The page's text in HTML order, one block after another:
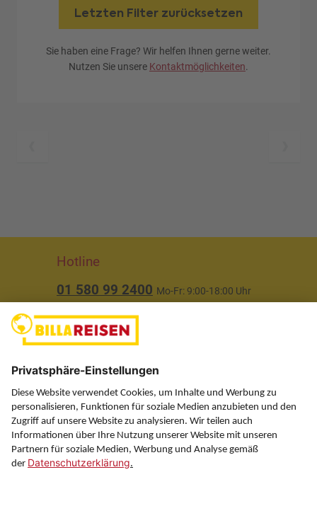
Letzten Filter zurücksetzen
Sie haben eine Frage? Wir helfen Ihnen gerne weiter.
Nutzen Sie unsere Kontaktmöglichkeiten.
Hotline
01 580 99 2400 Mo-Fr: 9:00-18:00 Uhr
Über uns
Service
Information
Folgen Sie uns auf